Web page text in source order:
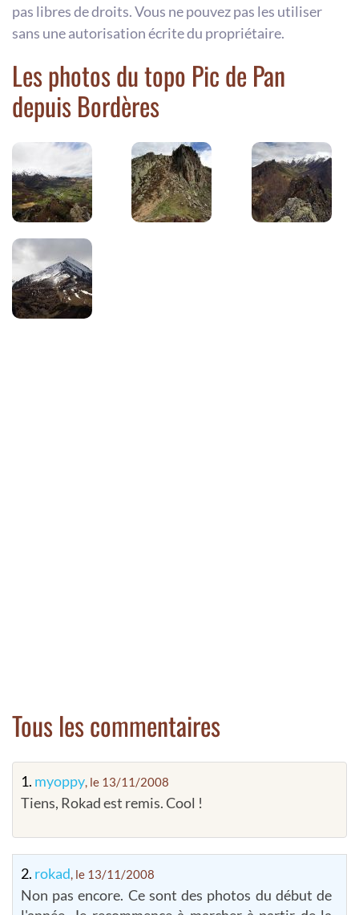
pas libres de droits. Vous ne pouvez pas les utiliser
sans une autorisation écrite du propriétaire.
Les photos du topo Pic de Pan
depuis Bordères
Tous les commentaires
1. myoppy, le 13/11/2008
Tiens, Rokad est remis. Cool !
2. rokad, le 13/11/2008
Non pas encore. Ce sont des photos du début de